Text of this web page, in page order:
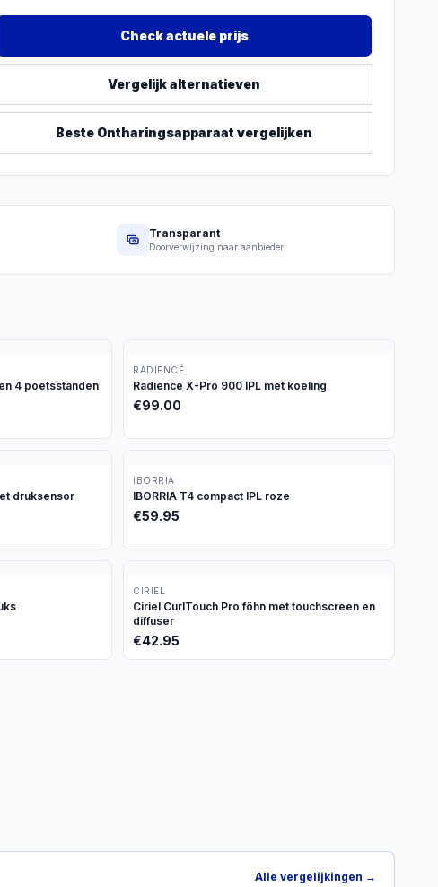
Check actuele prijs
Vergelijk alternatieven
Beste Ontharingsapparaat vergelijken
Transparant
Doorverwijzing naar aanbieder
4 poetsstanden
RADIENCÉ
Radiencé X-Pro 900 IPL met koeling
€99.00
druksensor
IBORRIA
IBORRIA T4 compact IPL roze
€59.95
CIRIEL
Ciriel CurlTouch Pro föhn met touchscreen en
diffuser
€42.95
Alle vergelijkingen →